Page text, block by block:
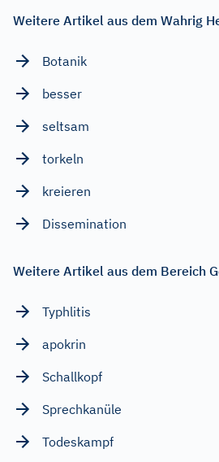
Weitere Artikel aus dem Wahrig
Botanik
besser
seltsam
torkeln
kreieren
Dissemination
Weitere Artikel aus dem Bereich
Typhlitis
apokrin
Schallkopf
Sprechkanüle
Todeskampf